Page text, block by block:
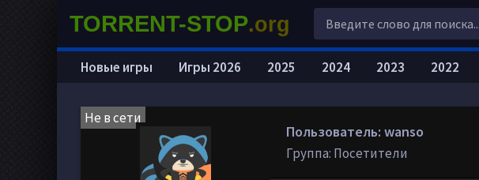
Не в сети
Пользователь: wanso
Группа: Посетители
Новые игры Игры 2026 2025 2024 2023 2022
TORRENT-STOP.org